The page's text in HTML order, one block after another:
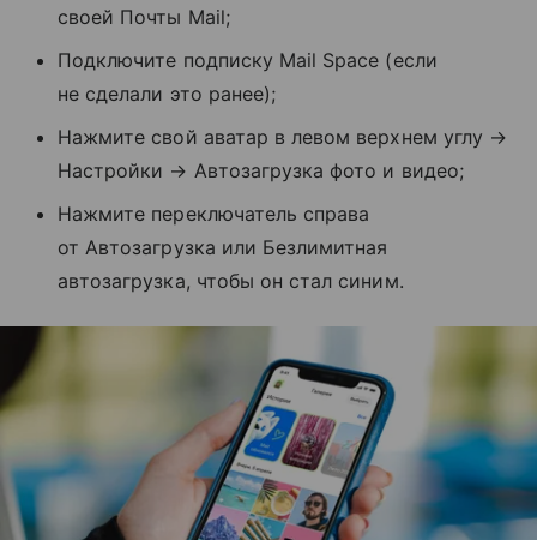
своей Почты Mail;
Подключите подписку Mail Space (если
не сделали это ранее);
Нажмите свой аватар в левом верхнем углу →
Настройки → Автозагрузка фото и видео;
Нажмите переключатель справа
от Автозагрузка или Безлимитная
автозагрузка, чтобы он стал синим.